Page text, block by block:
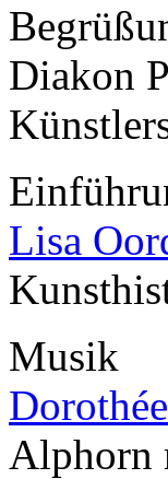
Diakon
Lisa
Musik
Alphorn